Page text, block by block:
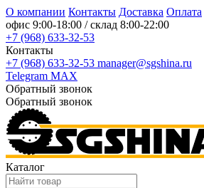
О компании Контакты Доставка Оплата
офис 9:00-18:00 / склад 8:00-22:00
+7 (968) 633-32-53
Контакты
+7 (968) 633-32-53 manager@sgshina.ru
Telegram MAX
Обратный звонок
Обратный звонок
Каталог